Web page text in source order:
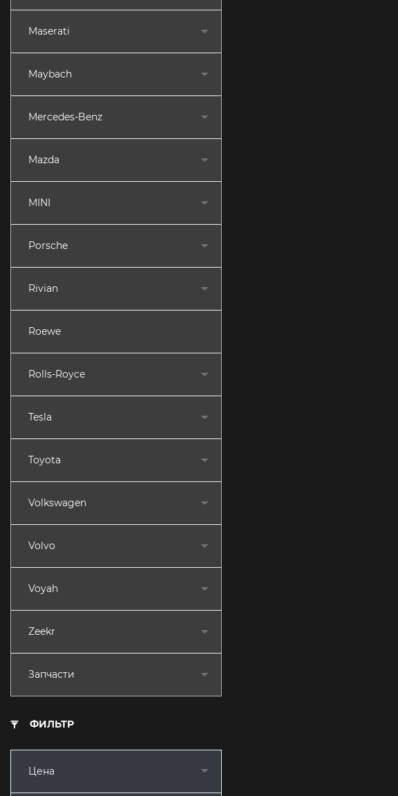
Maserati
Maybach
Mercedes-Benz
Mazda
MINI
Porsche
Rivian
Roewe
Rolls-Royce
Tesla
Toyota
Volkswagen
Volvo
Voyah
Zeekr
Запчасти
ФИЛЬТР
Цена